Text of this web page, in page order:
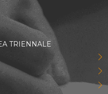
TRIENNALE